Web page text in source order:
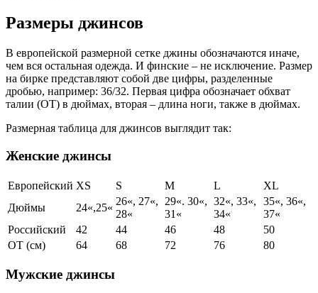
Размеры джинсов
В европейской размерной сетке джины обозначаются иначе,
чем вся остальная одежда. И финские – не исключение. Размер
на бирке представляют собой две цифры, разделенные
дробью, например: 36/32. Первая цифра обозначает обхват
талии (ОТ) в дюймах, вторая – длина ноги, также в дюймах.
Размерная таблица для джинсов выглядит так:
Женские джинсы
Европейский XS S M L
XL
Дюймы
24«,25«
26«, 27«,
28«
29«. 30«,
31«
32«, 33«,
34«
35«, 36«,
37«
Российский
42 44 46 48
50
ОТ (см)
64 68 72 76 80
Мужские джинсы